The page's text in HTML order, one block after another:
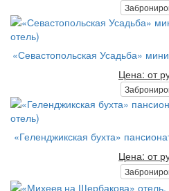
«Севастопольская Усадьба»
Цена: от
«Геленджикская бухта»
Цена: от